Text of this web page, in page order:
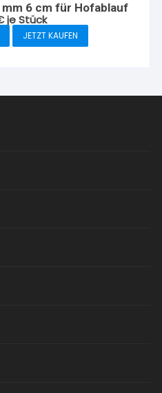
6 cm für Hofablauf
je Stück
JETZT KAUFEN